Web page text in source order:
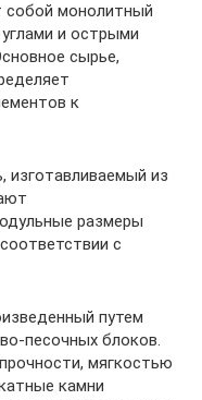
собой монолитный
и острыми
сырье,
к
изготавливаемый из
размеры
с
путем
песочных блоков.
мягкостью
камни